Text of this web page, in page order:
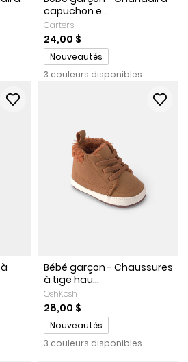
capuchon e...
Carter's
24,00 $
Promotions
Nouveautés
3 couleurs disponibles
par le fabricant
Bébé garçon - Chaussures
à tige hau...
OshKosh
28,00 $
Promotions
Nouveautés
3 couleurs disponibles